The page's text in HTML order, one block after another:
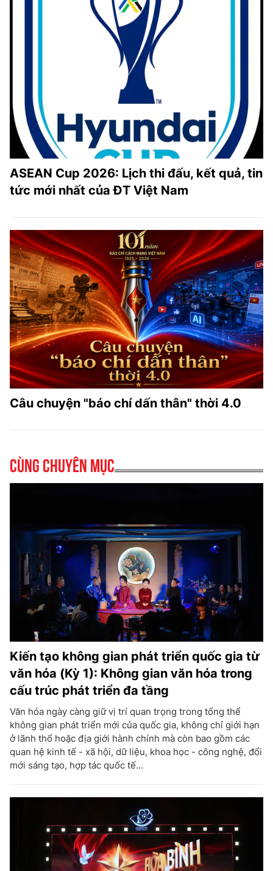
ASEAN Cup 2026: Lịch thi đấu, kết quả, tin
tức mới nhất của ĐT Việt Nam
Câu chuyện "báo chí dấn thân" thời 4.0
Cùng chuyên mục
Kiến tạo không gian phát triển quốc gia từ
văn hóa (Kỳ 1): Không gian văn hóa trong
cấu trúc phát triển đa tầng
Văn hóa ngày càng giữ vị trí quan trọng trong tổng thể
không gian phát triển mới của quốc gia, không chỉ giới hạn
ở lãnh thổ hoặc địa giới hành chính mà còn bao gồm các
quan hệ kinh tế - xã hội, dữ liệu, khoa học - công nghệ, đổi
mới sáng tạo, hợp tác quốc tế...